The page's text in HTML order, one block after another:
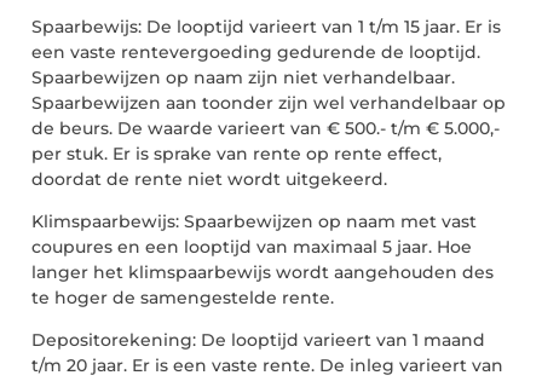
Spaarbewijs: De looptijd varieert van 1 t/m 15 jaar. Er is
een vaste rentevergoeding gedurende de looptijd.
Spaarbewijzen op naam zijn niet verhandelbaar.
Spaarbewijzen aan toonder zijn wel verhandelbaar op
de beurs. De waarde varieert van € 500.- t/m € 5.000,-
per stuk. Er is sprake van rente op rente effect,
doordat de rente niet wordt uitgekeerd.
Klimspaarbewijs: Spaarbewijzen op naam met vast
coupures en een looptijd van maximaal 5 jaar. Hoe
langer het klimspaarbewijs wordt aangehouden des
te hoger de samengestelde rente.
Depositorekening: De looptijd varieert van 1 maand
t/m 20 jaar. Er is een vaste rente. De inleg varieert van